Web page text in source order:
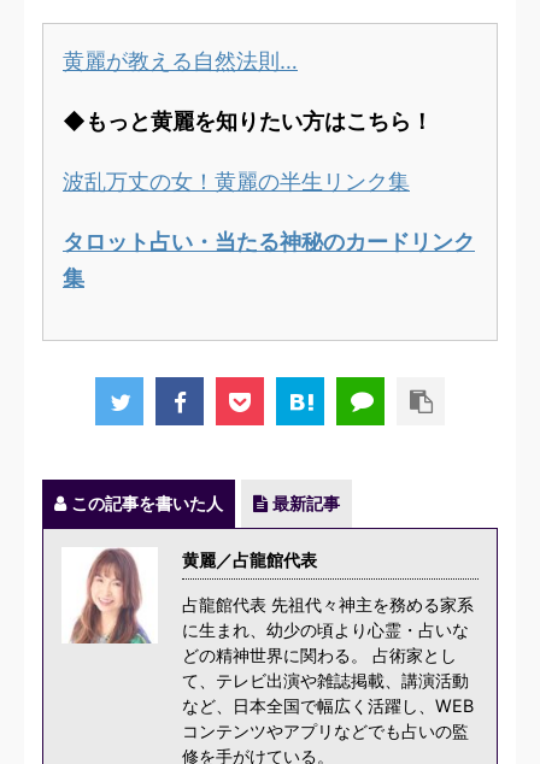
黄麗が教える自然法則…
◆もっと黄麗を知りたい方はこちら！
波乱万丈の女！黄麗の半生リンク集
タロット占い・当たる神秘のカードリンク
集
この記事を書いた人 最新記事
黄麗／占龍館代表
占龍館代表 先祖代々神主を務める家系
に生まれ、幼少の頃より心霊・占いな
どの精神世界に関わる。 占術家とし
て、テレビ出演や雑誌掲載、講演活動
など、日本全国で幅広く活躍し、WEB
コンテンツやアプリなどでも占いの監
修を手がけている。